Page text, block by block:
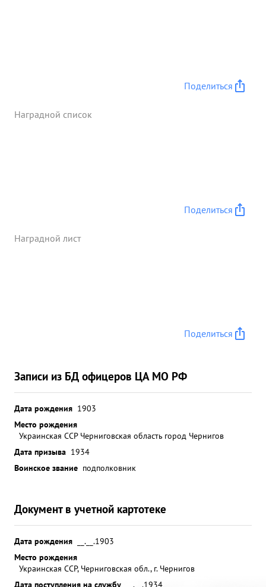
Поделиться
Наградной список
Поделиться
Наградной лист
Поделиться
Записи из БД офицеров ЦА МО РФ
Дата рождения 1903
Место рождения
Украинская ССР Черниговская область город Чернигов
Дата призыва 1934
Воинское звание подполковник
Документ в учетной картотеке
Дата рождения
__.__.1903
Место рождения
Украинская ССР, Черниговская обл., г. Чернигов
Дата поступления на службу
__.__.1934